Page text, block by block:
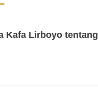
Kafa Lirboyo tentang